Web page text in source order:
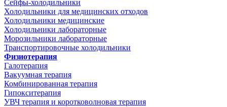
Сейфы-холодильники
Холодильники для медицинских отходов
Холодильники медицинские
Холодильники лабораторные
Морозильники лабораторные
Транспортировочные холодильники
Физиотерапия
Галотерапия
Вакуумная терапия
Комбинированная терапия
Гипокситерапия
УВЧ терапия и коротковолновая терапия